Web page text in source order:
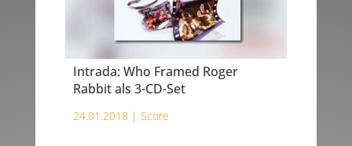
Intrada: Who Framed Roger
Rabbit als 3-CD-Set
24.01.2018 | Score